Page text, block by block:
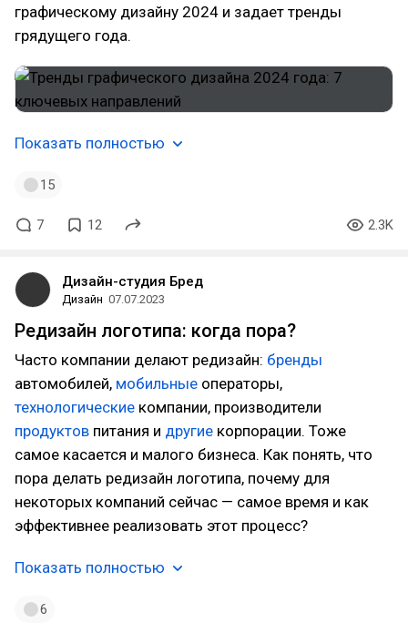
графическому дизайну 2024 и задает тренды
грядущего года.
Показать полностью
15
7 12 2.3K
Дизайн-студия Бред
Дизайн 07.07.2023
Редизайн логотипа: когда пора?
Часто компании делают редизайн: бренды
автомобилей, мобильные операторы,
технологические компании, производители
продуктов питания и другие корпорации. Тоже
самое касается и малого бизнеса. Как понять, что
пора делать редизайн логотипа, почему для
некоторых компаний сейчас — самое время и как
эффективнее реализовать этот процесс?
Показать полностью
6